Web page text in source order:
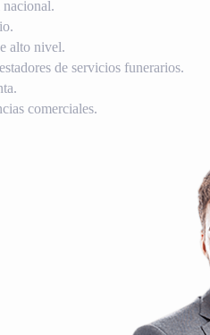
alto nivel.
de servicios funerarios.
comerciales.